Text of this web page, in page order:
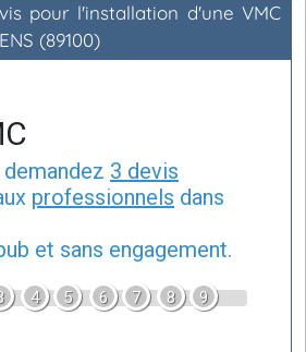
pour l'installation d'une VMC
(89100)
3 devis
professionnels dans
et sans engagement.
4 5 6 7 8 9